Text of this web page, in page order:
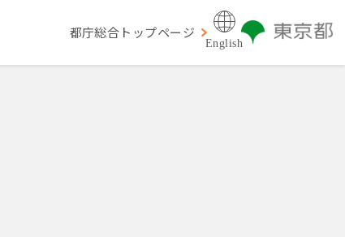
都庁総合トップページ
English